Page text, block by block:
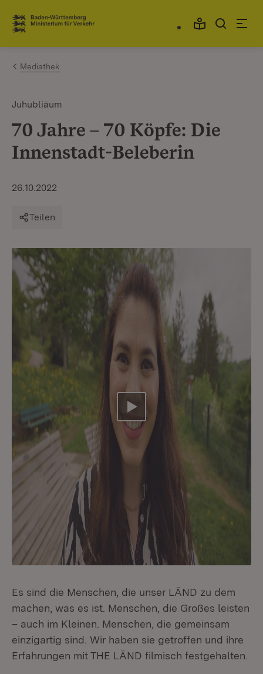
Zum Inhalt springen
Link zur Startseite
Mediathek
Juhubliäum
70 Jahre – 70 Köpfe: Die
Innenstadt-Beleberin
26.10.2022
Teilen
Video abspielen
Es sind die Menschen, die unser LÄND zu dem
machen, was es ist. Menschen, die Großes leisten
– auch im Kleinen. Menschen, die gemeinsam
einzigartig sind. Wir haben sie getroffen und ihre
Erfahrungen mit THE LÄND filmisch festgehalten.